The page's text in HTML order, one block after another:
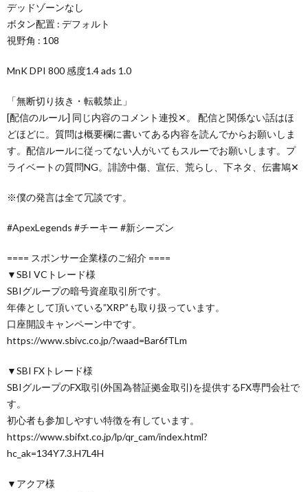
デッドゾーンなし
ボタン配置 : デフォルト
視野角 : 108
MnK DPI 800 感度1.4 ads 1.0
「無断切り抜き・転載禁止」
[配信のルール] 同じ内容のコメント連投✕。 配信と関係ない話はほ
どほどに。質問は概要欄に書いてある内容を読んでからお願いしま
す。配信ルールに従ってない人がいてもスルーでお願いします。プ
ライベートの質問NG。誹謗中傷、宣伝、荒らし、下ネタ、伝書鳩✕
※僕の発言は全て冗談です。
#ApexLegends #チーキー #新シーズン
==== スポンサー企業様のご紹介 ====
▼SBI VCトレード様
SBIグループの暗号資産取引所です。
年俸として頂いている”XRP”も取り扱っています。
口座開設キャンペーン中です。
https://www.sbivc.co.jp/?waad=Bar6fTLm
▼SBI FXトレード様
SBIグループのFX取引(外国為替証拠金取引)を提供するFX専門会社で
す。
初心者も参加しやすい特徴を有しています。
https://www.sbifxt.co.jp/lp/qr_cam/index.html?
hc_ak=134Y7.3.H7L4H
▼アクア様